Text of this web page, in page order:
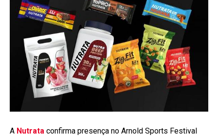
A Nutrata confirma presença no Arnold Sports Festival